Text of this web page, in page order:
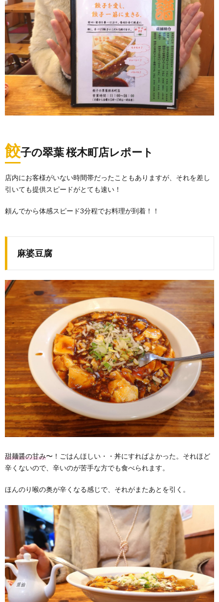
餃子の翠葉 桜木町店レポート
店内にお客様がいない時間帯だったこともありますが、それを差し
引いても提供スピードがとても速い！
頼んでから体感スピード3分程でお料理が到着！！
麻婆豆腐
甜麺醤の甘み〜！ごはんほしい・・丼にすればよかった。それほど
辛くないので、辛いのが苦手な方でも食べられます。
ほんのり喉の奥が辛くなる感じで、それがまたあとを引く。